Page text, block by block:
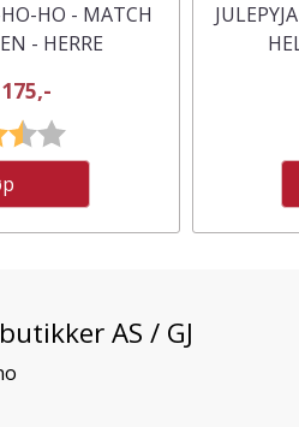
HO - MATCH
- HERRE
175,-
AS / GJ